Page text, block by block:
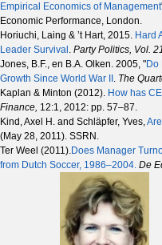
Empirical Economics of Management
Economic Performance, London.
Horiuchi, Laing & ’t Hart, 2015. Hard
Leader Survival . Party Politics, Vol.
Jones, B.F., en B.A. Olken. 2005, "Do
Growth Since World War II . The
Kaplan & Minton (2012). How has
Finance, 12:1, 2012: pp. 57–87.
Kind, Axel H. and Schläpfer, Yves,
(May 28, 2011). SSRN.
Ter Weel (2011).Does Manager
from Dutch Soccer, 1986–2004. De